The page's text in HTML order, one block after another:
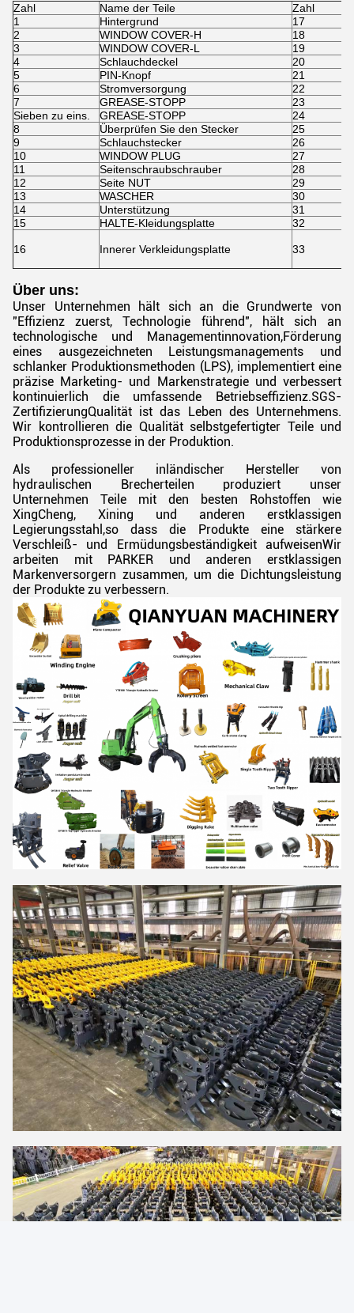
Zahl Name der Teile
Zahl
1
Hintergrund
17
2
WINDOW COVER-H
18
3
WINDOW COVER-L
19
4
Schlauchdeckel
20
5
PIN-Knopf
21
6
Stromversorgung
22
7
GREASE-STOPP
23
Sieben zu eins.
GREASE-STOPP
24
8
Überprüfen Sie den Stecker
25
9
Schlauchstecker
26
10
WINDOW PLUG
27
11
Seitenschraubschrauber
28
12
Seite NUT
29
13
WASCHER
30
14
Unterstützung
31
15
HALTE-Kleidungsplatte 32
16 Innerer Verkleidungsplatte 33
Über uns:
Unser Unternehmen hält sich an die Grundwerte von
"Effizienz zuerst, Technologie führend", hält sich an
technologische und Managementinnovation,Förderung
eines ausgezeichneten Leistungsmanagements und
schlanker Produktionsmethoden (LPS), implementiert eine
präzise Marketing- und Markenstrategie und verbessert
kontinuierlich die umfassende Betriebseffizienz.SGS-
ZertifizierungQualität ist das Leben des Unternehmens.
Wir kontrollieren die Qualität selbstgefertigter Teile und
Produktionsprozesse in der Produktion.
Als professioneller inländischer Hersteller von
hydraulischen Brecherteilen produziert unser
Unternehmen Teile mit den besten Rohstoffen wie
XingCheng, Xining und anderen erstklassigen
Legierungsstahl,so dass die Produkte eine stärkere
Verschleiß- und Ermüdungsbeständigkeit aufweisenWir
arbeiten mit PARKER und anderen erstklassigen
Markenversorgern zusammen, um die Dichtungsleistung
der Produkte zu verbessern.